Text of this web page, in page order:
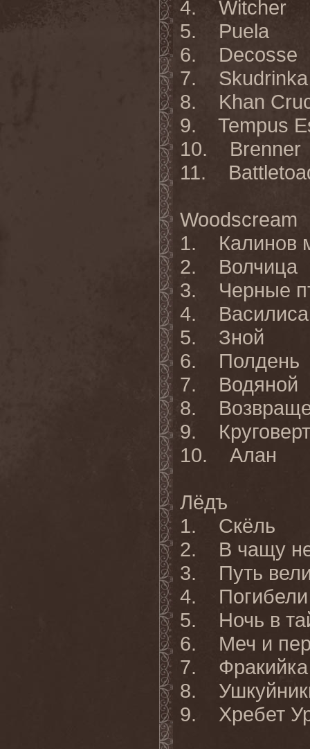
4. Witcher
5. Puela
6. Decosse
7. Skudrinka
8. Khan
9. Tempus
10. Brenner
11.
Woodscream
1. Калинов
2. Волчица
3. Черные
4. Василиса
5. Зной
6. Полдень
7. Водяной
8.
9.
10. Алан
Лёдъ
1. Скёль
2. В чащу
3. Путь
4. Погибели
5. Ночь в
6. Меч и
7. Фракийка
8.
9. Хребет